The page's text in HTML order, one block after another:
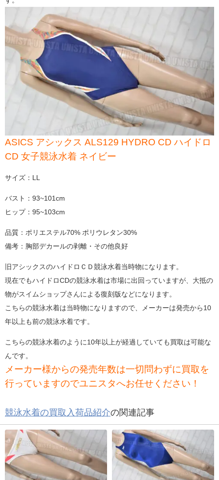
ASICS アシックス ALS129 HYDRO CD ハイドロ
CD 女子競泳水着 ネイビー
サイズ：LL
バスト：93~101cm
ヒップ：95~103cm
品質：ポリエステル70% ポリウレタン30%
備考：胸部デカールの剥離・その他良好
旧アシックスのハイドロＣＤ競泳水着当時物になります。
現在でもハイドロCDの競泳水着は市場に出回っていますが、大抵の
物がスイムショップさんによる復刻版などになります。
こちらの競泳水着は当時物になりますので、メーカーは発売から10
年以上も前の競泳水着です。
こちらの競泳水着のように10年以上が経過していても買取は可能な
んです。
メーカー様からの発売年数は一切問わずに買取を
行っていますのでユニスタへお任せください！
競泳水着の買取入荷品紹介の関連記事